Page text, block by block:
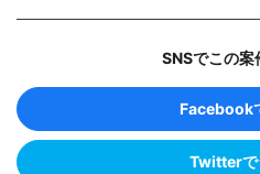
SNSでこの案
Facebook
Twitterで